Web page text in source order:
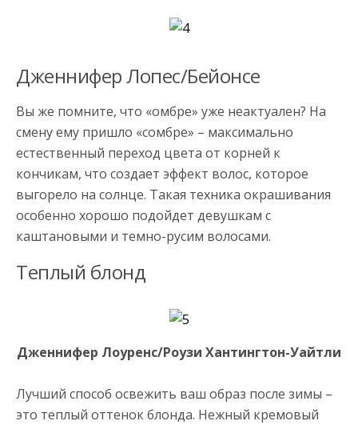
Дженнифер Лопес/Бейонсе
Вы же помните, что «омбре» уже неактуален? На
смену ему пришло «сомбре» – максимально
естественный переход цвета от корней к
кончикам, что создает эффект волос, которое
выгорело на солнце. Такая техника окрашивания
особенно хорошо подойдет девушкам с
каштановыми и темно-русим волосами.
Теплый блонд
Дженнифер Лоуренс/Роузи Хантингтон-Уайтли
Лучший способ освежить ваш образ после зимы –
это теплый оттенок блонда. Нежный кремовый